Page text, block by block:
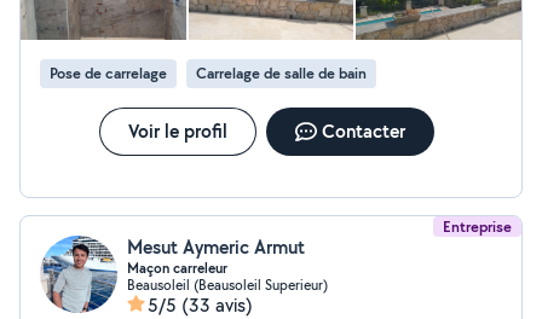
Pose de carrelage Carrelage de salle de bain
Voir le profil Contacter
Entreprise
Mesut Aymeric Armut
Maçon carreleur
Beausoleil (Beausoleil Superieur)
5/5 (33 avis)